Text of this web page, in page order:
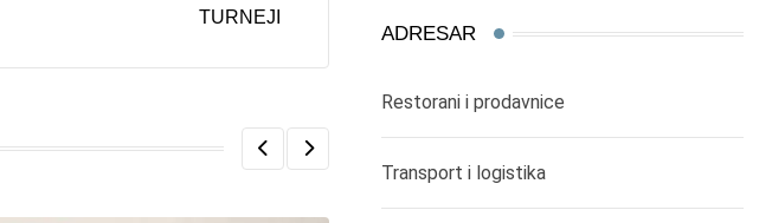
TURNEJI
ADRESAR
Restorani i prodavnice
Transport i logistika